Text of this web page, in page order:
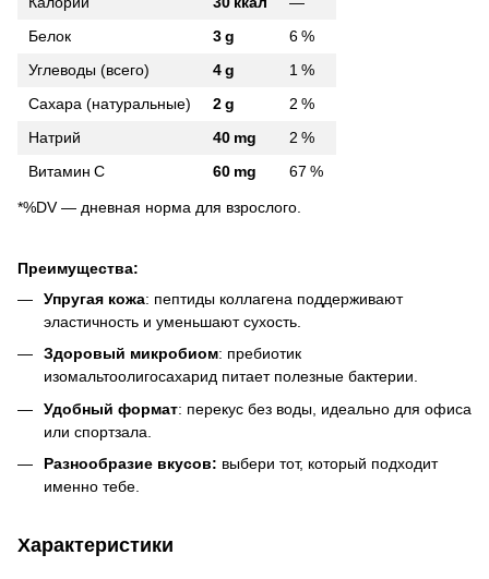
Белок
3 g
6 %
Углеводы (всего)
4 g
1 %
Сахара (натуральные)
2 g
2 %
Натрий
40 mg
2 %
Витамин C
60 mg 67 %
*%DV — дневная норма для взрослого.
Преимущества:
Упругая кожа: пептиды коллагена поддерживают
эластичность и уменьшают сухость.
Здоровый микробиом: пребиотик
изомальтоолигосахарид питает полезные бактерии.
Удобный формат: перекус без воды, идеально для офиса
или спортзала.
Разнообразие вкусов: выбери тот, который подходит
именно тебе.
Характеристики